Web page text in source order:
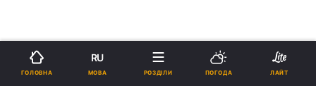
ГОЛОВНА
RU
МОВА РОЗДІЛИ ПОГОДА ЛАЙТ